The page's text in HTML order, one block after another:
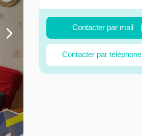
Contacter par mail
Contacter par téléphone